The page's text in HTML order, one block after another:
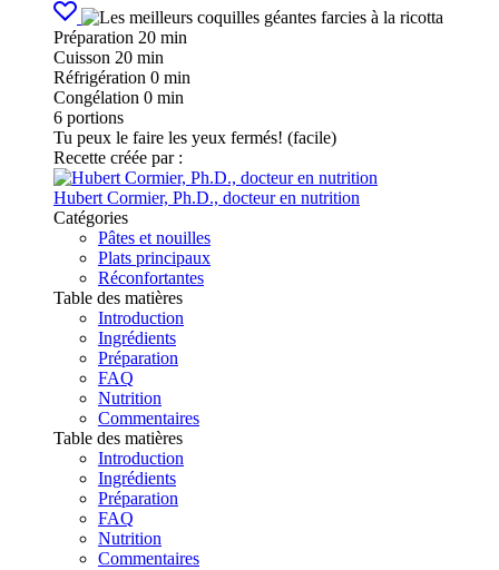
Préparation 20 min
Cuisson 20 min
Réfrigération 0 min
Congélation 0 min
6 portions
Tu peux le faire les yeux fermés! (facile)
Recette créée par :
Hubert Cormier, Ph.D., docteur en nutrition
Catégories
Pâtes et nouilles
Plats principaux
Réconfortantes
Table des matières
Introduction
Ingrédients
Préparation
FAQ
Nutrition
Commentaires
Table des matières
Introduction
Ingrédients
Préparation
FAQ
Nutrition
Commentaires